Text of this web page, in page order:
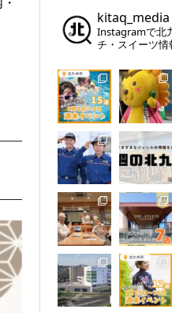
kitaq_media
Instagramで北
チ・スイーツ情